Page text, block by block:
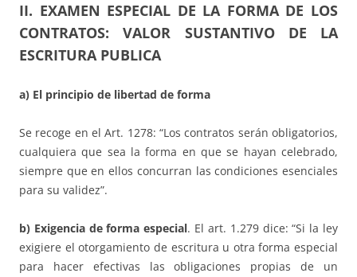
II. EXAMEN ESPECIAL DE LA FORMA DE LOS
CONTRATOS: VALOR SUSTANTIVO DE LA
ESCRITURA PUBLICA
a) El principio de libertad de forma
Se recoge en el Art. 1278: “Los contratos serán obligatorios,
cualquiera que sea la forma en que se hayan celebrado,
siempre que en ellos concurran las condiciones esenciales
para su validez”.
b) Exigencia de forma especial. El art. 1.279 dice: “Si la ley
exigiere el otorgamiento de escritura u otra forma especial
para hacer efectivas las obligaciones propias de un